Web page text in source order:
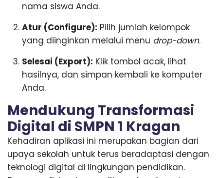
nama siswa Anda.
Atur (Configure): Pilih jumlah kelompok
yang diinginkan melalui menu drop-down.
Selesai (Export): Klik tombol acak, lihat
hasilnya, dan simpan kembali ke komputer
Anda.
Mendukung Transformasi
Digital di SMPN 1 Kragan
Kehadiran aplikasi ini merupakan bagian dari
upaya sekolah untuk terus beradaptasi dengan
teknologi digital di lingkungan pendidikan.